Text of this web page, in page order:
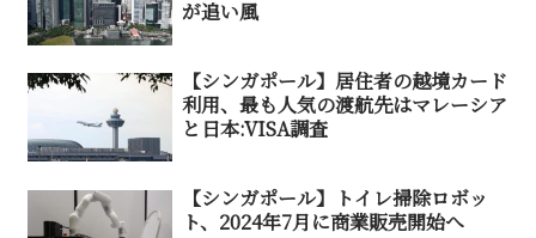
が追い風
【シンガポール】居住者の越境カード
利用、最も人気の渡航先はマレーシア
と日本:VISA調査
【シンガポール】トイレ掃除ロボッ
ト、2024年7月に商業販売開始へ